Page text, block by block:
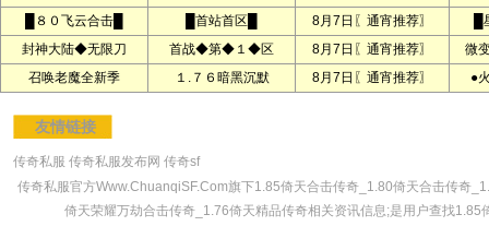
█８０飞云合击█
█首站首区█ 8月7日〖通宵推荐〗
封神大陆◆无限刀
首战◆第◆１◆区 8月7日〖通宵推荐〗
微
召唤老魔全新季
１.７６暗黑沉默 8月7日〖通宵推荐〗 ●
友情链接
传奇私服 传奇私服发布网 传奇sf
传奇私服官方Www.ChuanqiSF.Com旗下1.85倚天合击传奇_1.80倚天合击传奇
倚天荣耀万劫合击传奇_1.76倚天精品传奇相关资讯信息;是用户查找